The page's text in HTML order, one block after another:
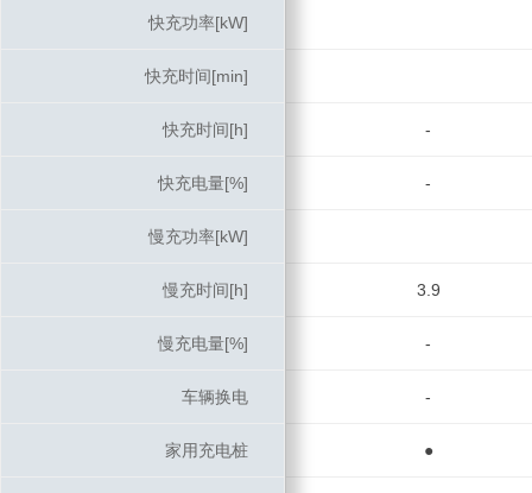
快充功率[kW]
快充时间[min]
快充时间[h] -
快充电量[%] -
慢充功率[kW]
慢充时间[h] 3.9
慢充电量[%] -
车辆换电 -
家用充电桩 ●
快充功率[kW]
快充时间[min]
快充时间[h]
快充电量[%]
慢充功率[kW]
慢充时间[h]
慢充电量[%]
车辆换电
家用充电桩